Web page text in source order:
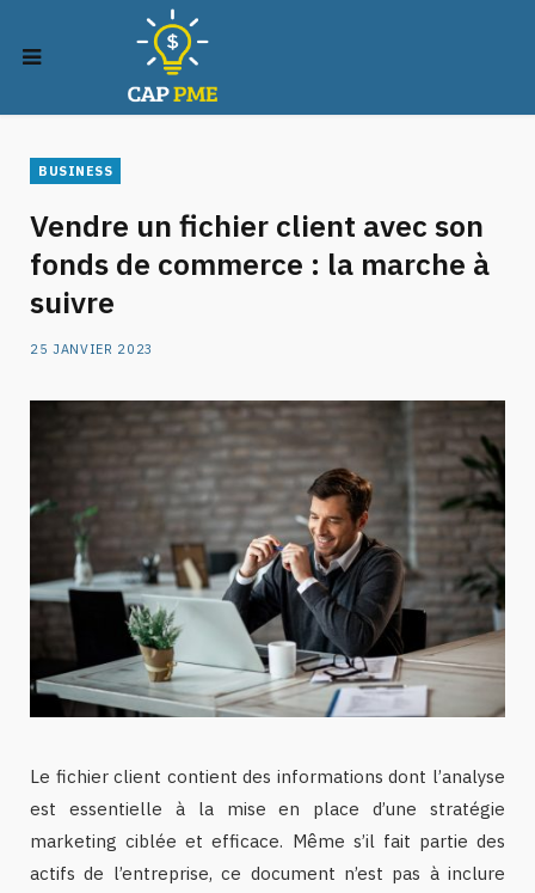
BUSINESS
Vendre un fichier client avec son
fonds de commerce : la marche à
suivre
25 JANVIER 2023
Le fichier client contient des informations dont l’analyse
est essentielle à la mise en place d’une stratégie
marketing ciblée et efficace. Même s’il fait partie des
actifs de l’entreprise, ce document n’est pas à inclure